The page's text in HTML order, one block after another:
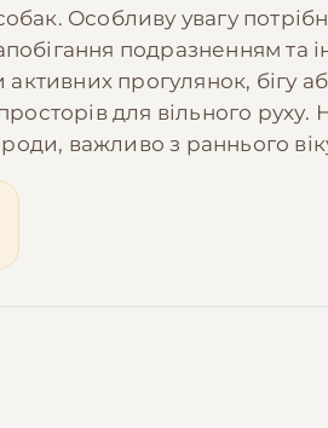
Особливу увагу
подразненням та
активних прогулянок,
для вільного
важливо з раннього